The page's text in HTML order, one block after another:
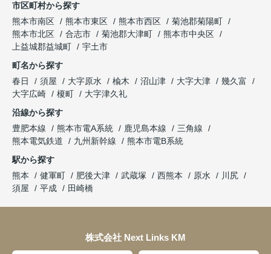
市区町村から探す
熊本市南区
熊本市東区 熊本市西区
菊池郡菊陽町
熊本市北区
合志市 菊池郡大津町
熊本市中央区
上益城郡益城町
宇土市
町名から探す
春日
須屋 大字原水 楡木 沼山津 大字大津
幾久富
大字広崎
榎町
大字津久礼
沿線から探す
豊肥本線
熊本市電A系統 鹿児島本線
三角線
熊本電気鉄道
九州新幹線
熊本市電B系統
駅から探す
熊本
健軍町 肥後大津 武蔵塚 西熊本 原水
川尻
須屋
平成 田崎橋
株式会社 Next Links KM